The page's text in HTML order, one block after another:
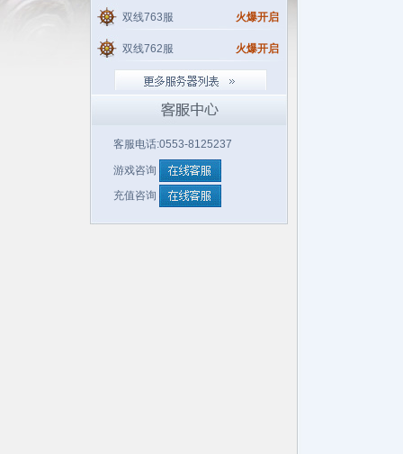
火爆开启
双线763服
火爆开启
双线762服
客服电话:0553-8125237
游戏咨询
充值咨询